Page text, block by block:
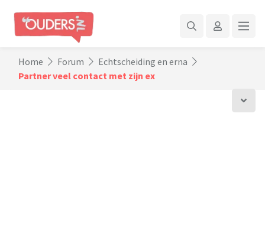
Home Forum
Echtscheiding en erna
Partner veel contact met zijn ex